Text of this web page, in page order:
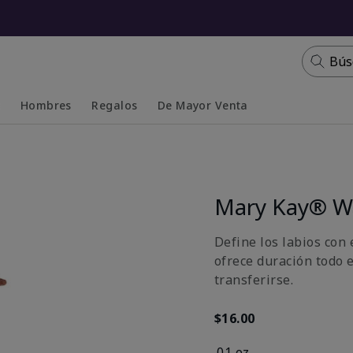
Hombres Regalos De Mayor Venta
Mary Kay®
Define los labios con
ofrece duración todo
transferirse.
$16.00